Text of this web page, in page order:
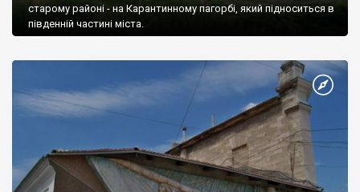
старому районі - на Карантинному пагорбі, який підноситься в
південній частині міста.